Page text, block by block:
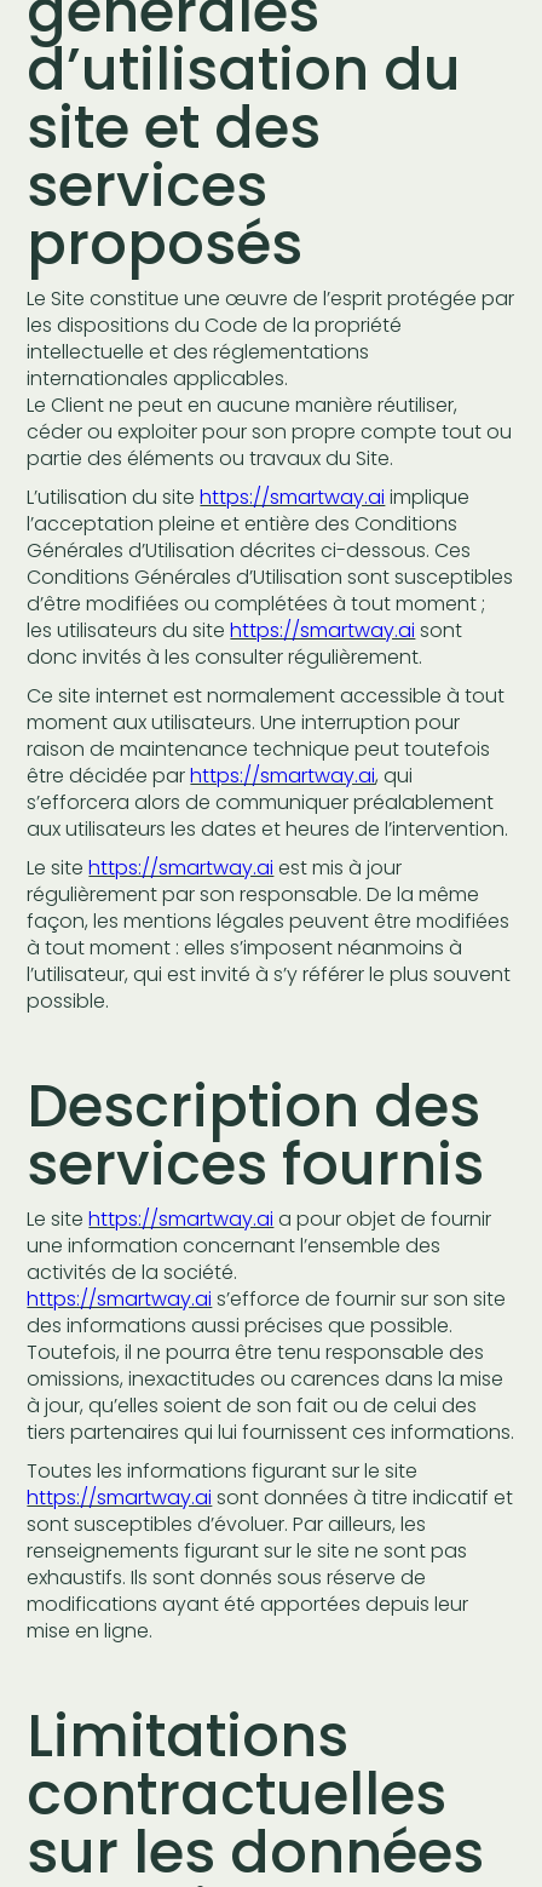
d’utilisation du
site et des
services
proposés
Le Site constitue une œuvre de l’esprit protégée par
les dispositions du Code de la propriété
intellectuelle et des réglementations
internationales applicables.
Le Client ne peut en aucune manière réutiliser,
céder ou exploiter pour son propre compte tout ou
partie des éléments ou travaux du Site.
L’utilisation du sitehttps://smartway.ai implique
l’acceptation pleine et entière des Conditions
Générales d’Utilisation décrites ci-dessous. Ces
Conditions Générales d’Utilisation sont susceptibles
d’être modifiées ou complétées à tout moment ;
les utilisateurs du sitehttps://smartway.ai sont
donc invités à les consulter régulièrement.
Ce site internet est normalement accessible à tout
moment aux utilisateurs. Une interruption pour
raison de maintenance technique peut toutefois
être décidée parhttps://smartway.ai, qui
s’efforcera alors de communiquer préalablement
aux utilisateurs les dates et heures de l’intervention.
Le sitehttps://smartway.ai est mis à jour
régulièrement par son responsable. De la même
façon, les mentions légales peuvent être modifiées
à tout moment : elles s’imposent néanmoins à
l’utilisateur, qui est invité à s’y référer le plus souvent
possible.
Description des
services fournis
Le sitehttps://smartway.ai a pour objet de fournir
une information concernant l’ensemble des
activités de la société.
https://smartway.ai s’efforce de fournir sur son site
des informations aussi précises que possible.
Toutefois, il ne pourra être tenu responsable des
omissions, inexactitudes ou carences dans la mise
à jour, qu’elles soient de son fait ou de celui des
tiers partenaires qui lui fournissent ces informations.
Toutes les informations figurant sur le site
https://smartway.ai sont données à titre indicatif et
sont susceptibles d’évoluer. Par ailleurs, les
renseignements figurant sur le site ne sont pas
exhaustifs. Ils sont donnés sous réserve de
modifications ayant été apportées depuis leur
mise en ligne.
Limitations
contractuelles
sur les données